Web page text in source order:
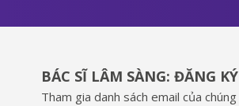
BÁC SĨ LÂM SÀNG: ĐĂNG
Tham gia danh sách email của